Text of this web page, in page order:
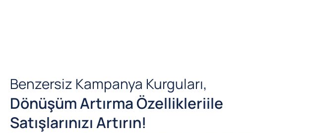
Benzersiz Kampanya Kurguları,
Dönüşüm Artırma Özellikleriile
Satışlarınızı Artırın!